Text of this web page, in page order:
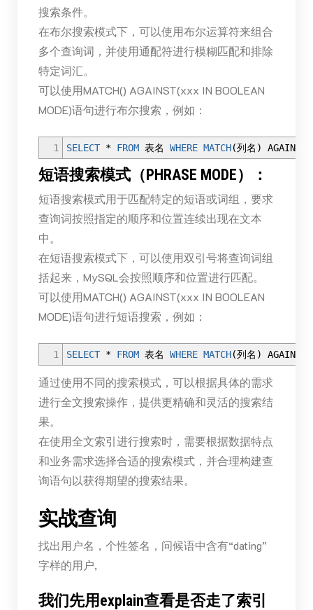
搜索条件。
在布尔搜索模式下，可以使用布尔运算符来组合
多个查询词，并使用通配符进行模糊匹配和排除
特定词汇。
可以使用MATCH() AGAINST(xxx IN BOOLEAN
MODE)语句进行布尔搜索，例如：
1 SELECT * FROM表名 WHERE MATCH(列名 ) AGAINST
短语搜索模式（PHRASE MODE）：
短语搜索模式用于匹配特定的短语或词组，要求
查询词按照指定的顺序和位置连续出现在文本
中。
在短语搜索模式下，可以使用双引号将查询词组
括起来，MySQL会按照顺序和位置进行匹配。
可以使用MATCH() AGAINST(xxx IN BOOLEAN
MODE)语句进行短语搜索，例如：
1 SELECT * FROM表名 WHERE MATCH(列名 ) AGAINST
通过使用不同的搜索模式，可以根据具体的需求
进行全文搜索操作，提供更精确和灵活的搜索结
果。
在使用全文索引进行搜索时，需要根据数据特点
和业务需求选择合适的搜索模式，并合理构建查
询语句以获得期望的搜索结果。
实战查询
找出用户名，个性签名，问候语中含有“dating”
字样的用户,
我们先用explain查看是否走了索引